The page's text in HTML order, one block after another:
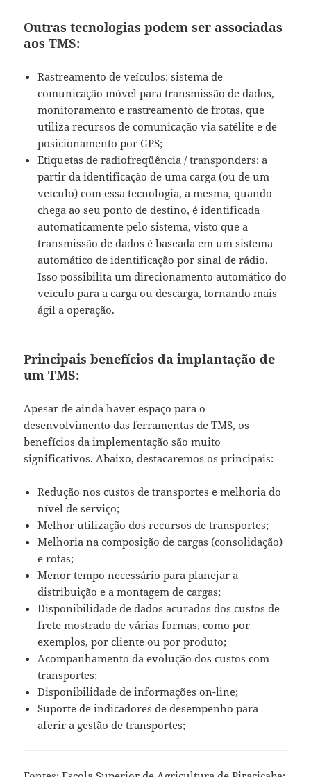
Outras tecnologias podem ser associadas
aos TMS:
Rastreamento de veículos: sistema de
comunicação móvel para transmissão de dados,
monitoramento e rastreamento de frotas, que
utiliza recursos de comunicação via satélite e de
posicionamento por GPS;
Etiquetas de radiofreqüência / transponders: a
partir da identificação de uma carga (ou de um
veículo) com essa tecnologia, a mesma, quando
chega ao seu ponto de destino, é identificada
automaticamente pelo sistema, visto que a
transmissão de dados é baseada em um sistema
automático de identificação por sinal de rádio.
Isso possibilita um direcionamento automático do
veículo para a carga ou descarga, tornando mais
ágil a operação.
Principais benefícios da implantação de
um TMS:
Apesar de ainda haver espaço para o
desenvolvimento das ferramentas de TMS, os
benefícios da implementação são muito
significativos. Abaixo, destacaremos os principais:
Redução nos custos de transportes e melhoria do
nível de serviço;
Melhor utilização dos recursos de transportes;
Melhoria na composição de cargas (consolidação)
e rotas;
Menor tempo necessário para planejar a
distribuição e a montagem de cargas;
Disponibilidade de dados acurados dos custos de
frete mostrado de várias formas, como por
exemplos, por cliente ou por produto;
Acompanhamento da evolução dos custos com
transportes;
Disponibilidade de informações on-line;
Suporte de indicadores de desempenho para
aferir a gestão de transportes;